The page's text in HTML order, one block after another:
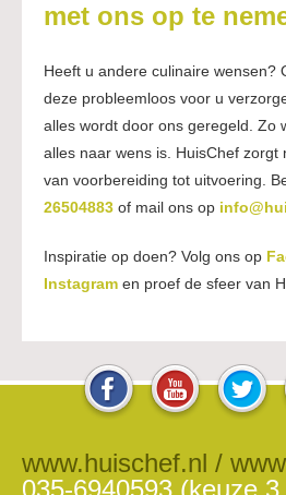
met ons op te
Heeft u andere culinaire wensen?
deze probleemloos voor u
alles wordt door ons geregeld. Zo
alles naar wens is. HuisChef zorgt
van voorbereiding tot uitvoering.
26504883 of mail ons op
Inspiratie op doen? Volg ons op
Instagram en proef de sfeer van
www.huischef.nl /
035-6940593 (keuze